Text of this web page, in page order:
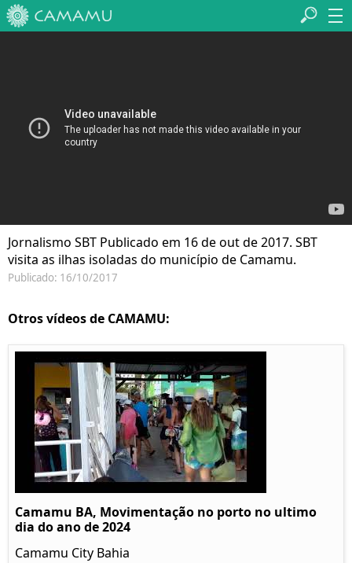
Jornalismo SBT Publicado em 16 de out de 2017. SBT
visita as ilhas isoladas do município de Camamu.
Publicado: 16/10/2017
Otros vídeos de CAMAMU:
Camamu BA, Movimentação no porto no ultimo
dia do ano de 2024
Camamu City Bahia